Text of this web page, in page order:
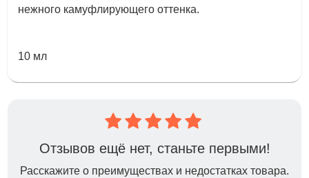
нежного камуфлирующего оттенка.
10 мл
Отзывов ещё нет, станьте первыми!
Расскажите о преимуществах и недостатках товара.